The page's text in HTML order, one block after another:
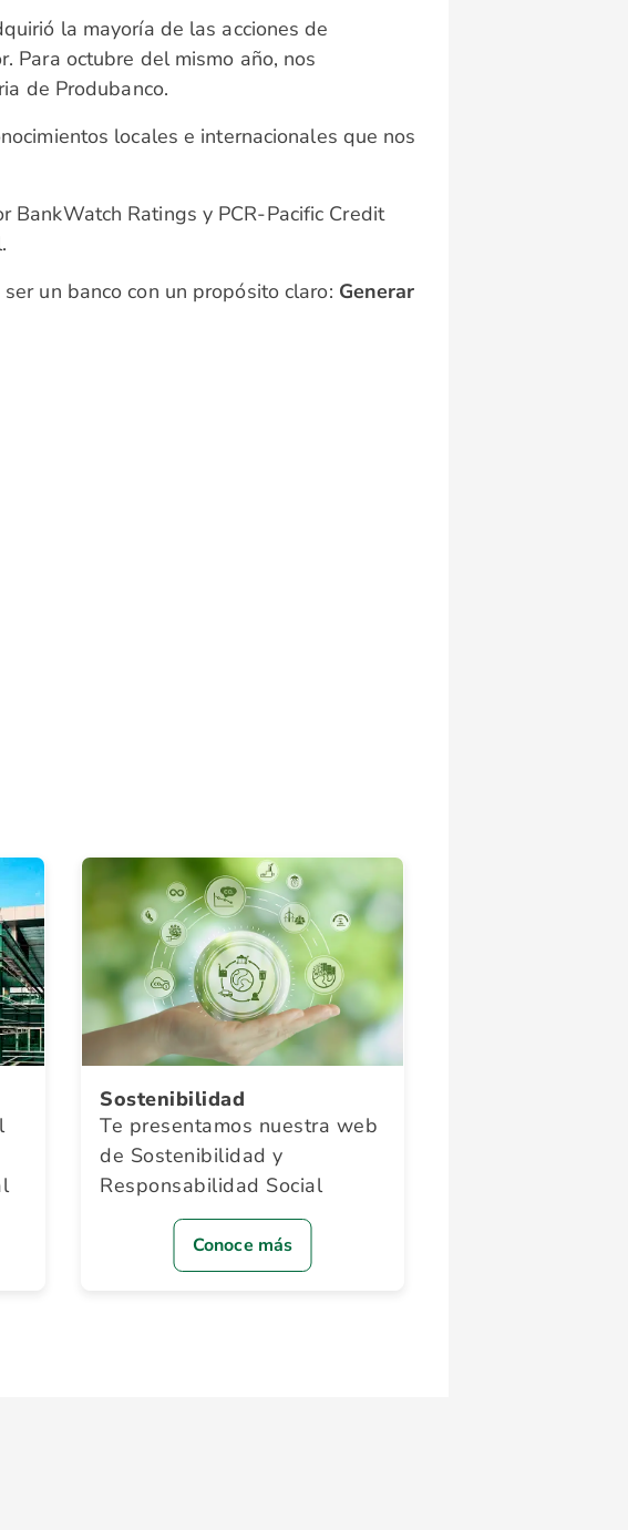
la mayoría de las acciones de
Para octubre del mismo año, nos
de Produbanco.
locales e internacionales que nos
Ratings y PCR-Pacific Credit
un banco con un propósito claro: Generar
Sostenibilidad
Te presentamos nuestra web
de Sostenibilidad y
Responsabilidad Social
Conoce más